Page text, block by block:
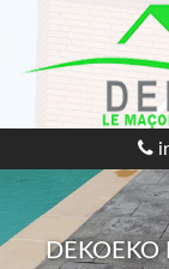
DEKOEKO